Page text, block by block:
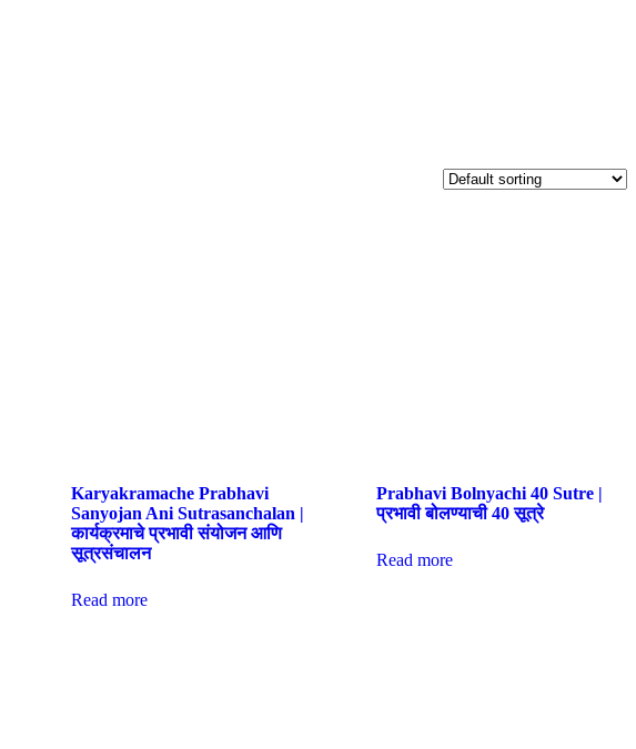
Karyakramache Prabhavi
Sanyojan Ani Sutrasanchalan |
कार्यक्रमाचे प्रभावी संयोजन आणि
सूत्रसंचालन
Read more
Prabhavi Bolnyachi 40 Sutre |
प्रभावी बोलण्याची 40 सूत्रे
Read more